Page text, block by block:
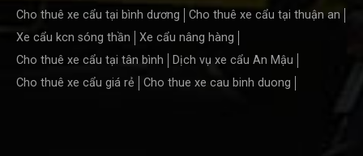
Cho thuê xe cẩu tại bình dương
Cho thuê xe cẩu tại thuận an
Xe cẩu kcn sóng thần
Xe cẩu nâng hàng
Cho thuê xe cẩu tại tân bình
Dịch vụ xe cẩu An Mậu
Cho thuê xe cẩu giá rẻ
Cho thue xe cau binh duong